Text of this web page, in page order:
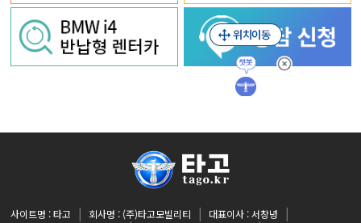
사이트명 : 타고 회사명 : (주)타고모빌리티
대표이사 : 서창녕